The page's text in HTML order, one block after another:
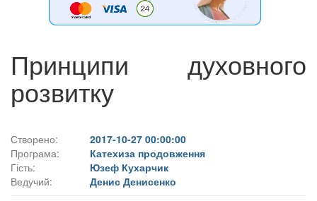
Принципи духовного
розвитку
Створено:
2017-10-27 00:00:00
Програма:
Катехиза продовження
Гість:
Юзеф Кухарчик
Ведучий:
Денис Денисенко